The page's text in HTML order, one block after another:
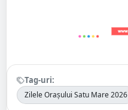
Tag-uri:
Zilele Orașului Satu Mare 2026